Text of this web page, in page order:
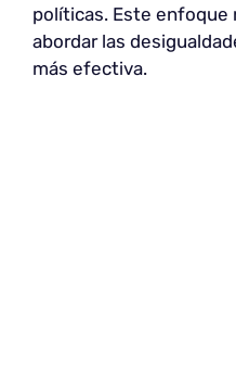
políticas. Este
abordar las
más efectiva.